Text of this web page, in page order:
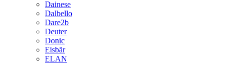
Dainese
Dalbello
Dare2b
Deuter
Donic
Eisbär
ELAN